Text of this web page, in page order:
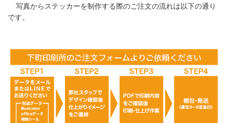
写真からステッカーを制作する際のご注文の流れは以下の通り
です。